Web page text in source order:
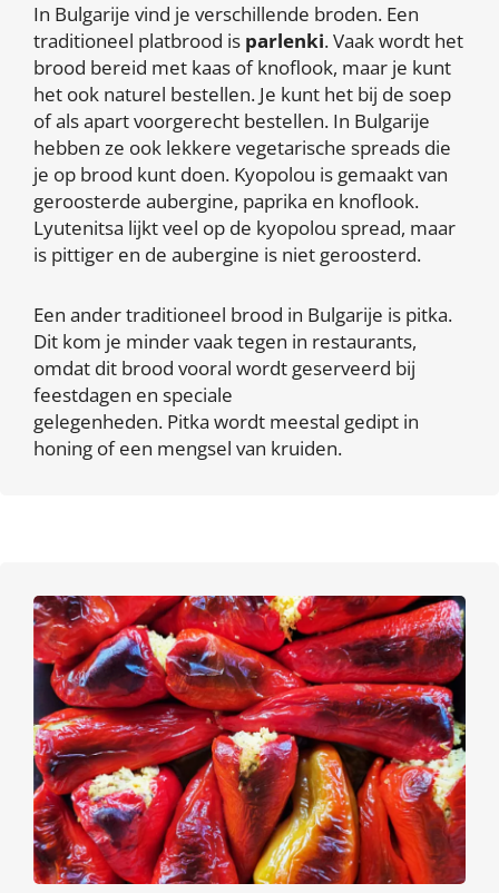
In Bulgarije vind je verschillende broden. Een
traditioneel platbrood is parlenki. Vaak wordt het
brood bereid met kaas of knoflook, maar je kunt
het ook naturel bestellen. Je kunt het bij de soep
of als apart voorgerecht bestellen. In Bulgarije
hebben ze ook lekkere vegetarische spreads die
je op brood kunt doen. Kyopolou is gemaakt van
geroosterde aubergine, paprika en knoflook.
Lyutenitsa lijkt veel op de kyopolou spread, maar
is pittiger en de aubergine is niet geroosterd.
Een ander traditioneel brood in Bulgarije is pitka.
Dit kom je minder vaak tegen in restaurants,
omdat dit brood vooral wordt geserveerd bij
feestdagen en speciale
gelegenheden. Pitka wordt meestal gedipt in
honing of een mengsel van kruiden.